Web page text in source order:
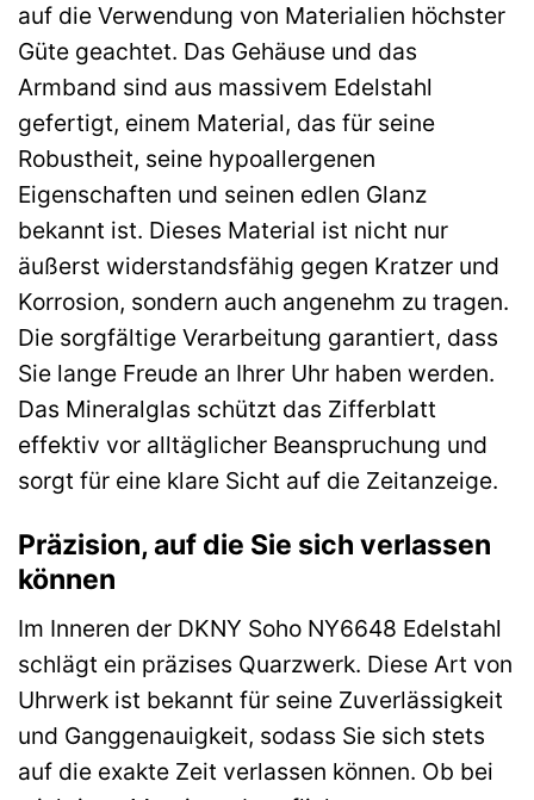
auf die Verwendung von Materialien höchster
Güte geachtet. Das Gehäuse und das
Armband sind aus massivem Edelstahl
gefertigt, einem Material, das für seine
Robustheit, seine hypoallergenen
Eigenschaften und seinen edlen Glanz
bekannt ist. Dieses Material ist nicht nur
äußerst widerstandsfähig gegen Kratzer und
Korrosion, sondern auch angenehm zu tragen.
Die sorgfältige Verarbeitung garantiert, dass
Sie lange Freude an Ihrer Uhr haben werden.
Das Mineralglas schützt das Zifferblatt
effektiv vor alltäglicher Beanspruchung und
sorgt für eine klare Sicht auf die Zeitanzeige.
Präzision, auf die Sie sich verlassen
können
Im Inneren der DKNY Soho NY6648 Edelstahl
schlägt ein präzises Quarzwerk. Diese Art von
Uhrwerk ist bekannt für seine Zuverlässigkeit
und Ganggenauigkeit, sodass Sie sich stets
auf die exakte Zeit verlassen können. Ob bei